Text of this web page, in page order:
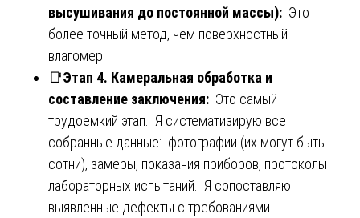
высушивания до постоянной массы): Это
более точный метод, чем поверхностный
влагомер.
📑Этап 4. Камеральная обработка и
составление заключения: Это самый
трудоемкий этап. Я систематизирую все
собранные данные: фотографии (их могут быть
сотни), замеры, показания приборов, протоколы
лабораторных испытаний. Я сопоставляю
выявленные дефекты с требованиями